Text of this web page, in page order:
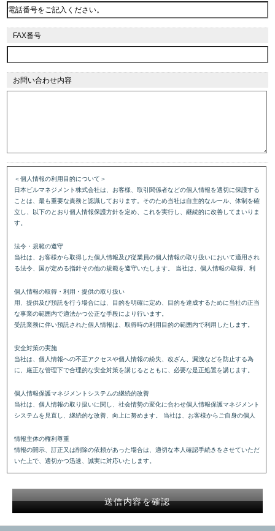
FAX番号
お問い合わせ内容
＜個人情報の利用目的について＞
日本ビルマネジメント株式会社は、お客様、取引関係者などの個人情報を適切に保護する
ことは、最も重要な責務と認識しております。そのため当社は自主的なルール、体制を確
立し、以下のとおり個人情報保護方針を定め、これを実行し、継続的に改善してまいりま
す。
法令・規範の遵守
当社は、お客様から取得した個人情報及び従業員の個人情報の取り扱いにおいて適用され
る法令、国が定める指針その他の規範を遵守いたします。
個人情報の取得・利用・提供の取り扱い
当社は、個人情報の取得、利
用、提供及び預託を行う場合には、目的を明確に定め、目的を達成するために当社の正当
な事業の範囲内で適法かつ公正な手段により行います。
受託業務に伴い預託された個人情報は、取得時の利用目的の範囲内で利用したします。
安全対策の実施
当社は、個人情報への不正アクセスや個人情報の紛失、改ざん、漏洩などを防止する為
に、厳正な管理下で合理的な安全対策を講じるとともに、必要な是正処置を講じます。
個人情報保護マネジメントシステムの継続的改善
当社は、個人情報の取り扱いに関し、社会情勢の変化に合わせ個人情報保護マネジメント
システムを見直し、継続的な改善、向上に努めます。
情報主体の権利尊重
当社は、お客様からご自身の個人
情報の開示、訂正又は削除の依頼があった場合は、適切な本人確認手続きをさせていただ
いた上で、適切かつ迅速、誠実に対応いたします。